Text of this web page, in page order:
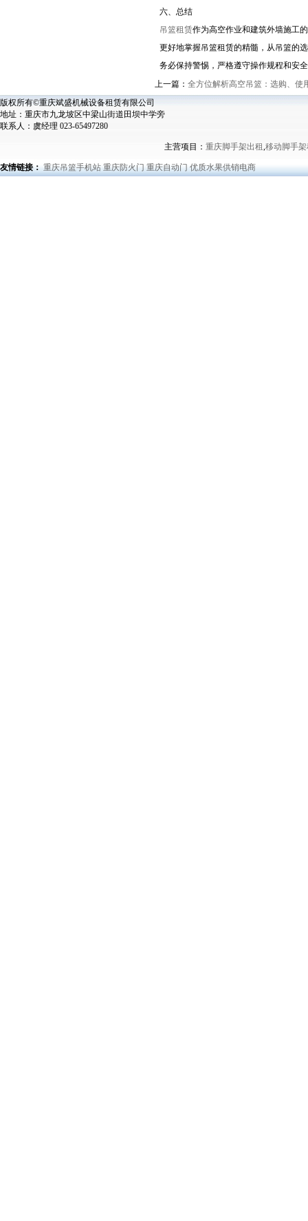
‌六、总结‌
吊篮租赁作为高空作业和建筑外墙施工
更好地掌握吊篮租赁的精髓，从吊篮的
务必保持警惕，严格遵守操作规程和安
上一篇： 全方位解析高空吊篮：选购、使
版权所有©重庆斌盛机械设备租赁有限公司
地址：重庆市九龙坡区中梁山街道田坝中学旁
联系人：虞经理 023-65497280
主营项目： 重庆脚手架出租,移动脚手架
友情链接： 重庆吊篮手机站 重庆防火门 重庆自动门 优质水果供销电商